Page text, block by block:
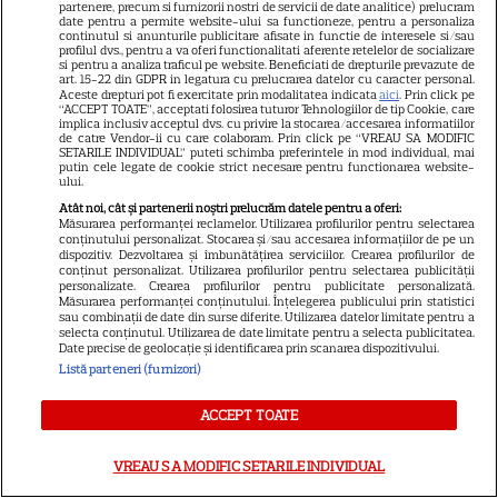
Libertatea
Libertatea pentru femei
GSP
Avantaje
Elle
Unica
Retete practice
partenere, precum si furnizorii nostri de servicii de date analitice) prelucram
date pentru a permite website-ului sa functioneze, pentru a personaliza
continutul si anunturile publicitare afisate in functie de interesele si/sau
profilul dvs., pentru a va oferi functionalitati aferente retelelor de socializare
si pentru a analiza traficul pe website. Beneficiati de drepturile prevazute de
art. 15-22 din GDPR in legatura cu prelucrarea datelor cu caracter personal.
Aceste drepturi pot fi exercitate prin modalitatea indicataaici. Prin click pe
“ACCEPT TOATE”, acceptati folosirea tuturor Tehnologiilor de tip Cookie, care
implica inclusiv acceptul dvs. cu privire la stocarea/accesarea informatiilor
de catre Vendor-ii cu care colaboram. Prin click pe “VREAU SA MODIFIC
SETARILE INDIVIDUAL” puteti schimba preferintele in mod individual, mai
putin cele legate de cookie strict necesare pentru functionarea website-
ului.
Atât noi, cât și partenerii noștri prelucrăm datele pentru a oferi:
Măsurarea performanței reclamelor. Utilizarea profilurilor pentru selectarea
conținutului personalizat. Stocarea și/sau accesarea informațiilor de pe un
dispozitiv. Dezvoltarea și îmbunătățirea serviciilor. Crearea profilurilor de
conținut personalizat. Utilizarea profilurilor pentru selectarea publicității
personalizate. Crearea profilurilor pentru publicitate personalizată.
Măsurarea performanței conținutului. Înțelegerea publicului prin statistici
sau combinații de date din surse diferite. Utilizarea datelor limitate pentru a
selecta conținutul. Utilizarea de date limitate pentru a selecta publicitatea.
Date precise de geolocație și identificarea prin scanarea dispozitivului.
Listă parteneri (furnizori)
ACCEPT TOATE
VREAU SA MODIFIC SETARILE INDIVIDUAL